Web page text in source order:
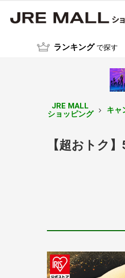
ランキング で探す
JRE MALL
ショッピング
キャ
【超おトク